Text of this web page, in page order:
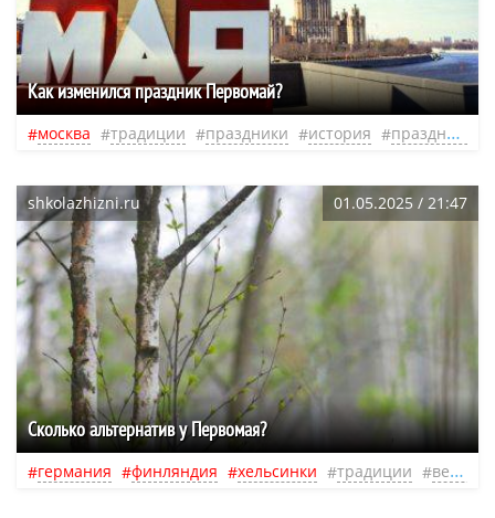
Как изменился праздник Первомай?
москва традиции праздники история празднование
shkolazhizni.ru 01.05.2025 / 21:47
Сколько альтернатив у Первомая?
германия финляндия хельсинки традиции весна